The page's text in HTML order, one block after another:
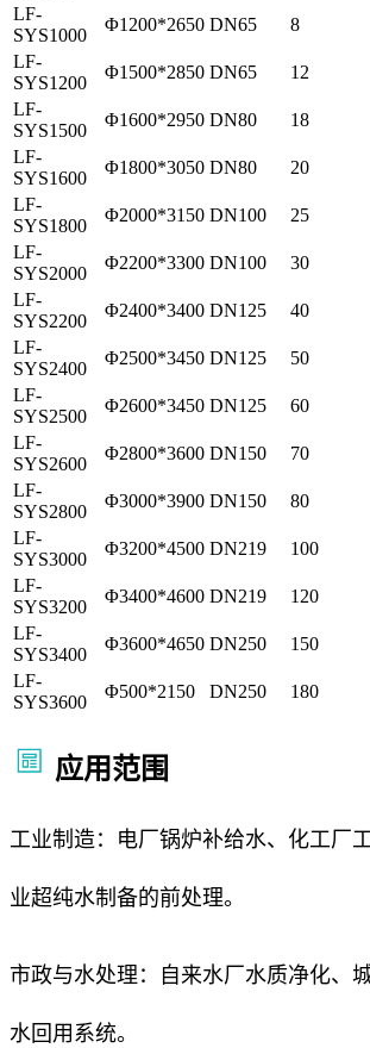
LF-
SYS1000
Φ1200*2650 DN65 8
LF-
SYS1200
Φ1500*2850 DN65 12
LF-
SYS1500
Φ1600*2950 DN80 18
LF-
SYS1600
Φ1800*3050 DN80 20
LF-
SYS1800
Φ2000*3150 DN100 25
LF-
SYS2000
Φ2200*3300 DN100 30
LF-
SYS2200
Φ2400*3400 DN125 40
LF-
SYS2400
Φ2500*3450 DN125 50
LF-
SYS2500
Φ2600*3450 DN125 60
LF-
SYS2600
Φ2800*3600 DN150 70
LF-
SYS2800
Φ3000*3900 DN150 80
LF-
SYS3000
Φ3200*4500 DN219 100
LF-
SYS3200
Φ3400*4600 DN219 120
LF-
SYS3400
Φ3600*4650 DN250 150
LF-
SYS3600
Φ500*2150 DN250 180
应用范围
工业制造：电厂锅炉补给水、化工厂
业超纯水制备的前处理。
市政与水处理：自来水厂水质净化、
水回用系统。